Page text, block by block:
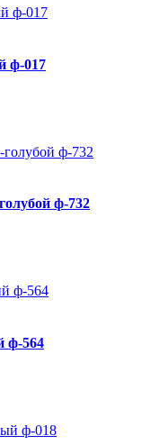
ф-017
ф-732
ф-564